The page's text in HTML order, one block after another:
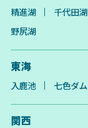
精進湖 千代田湖
野尻湖
東海
入鹿池 七色ダム
関西